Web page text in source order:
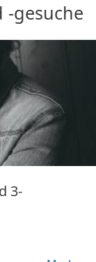
gesuche
3-